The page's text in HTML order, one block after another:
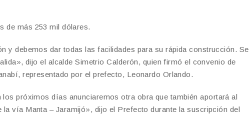
de más 253 mil dólares.
y debemos dar todas las facilidades para su rápida construcción. Se
dijo el alcalde Simetrio Calderón, quien firmó el convenio de
representado por el prefecto, Leonardo Orlando.
próximos días anunciaremos otra obra que también aportará al
vía Manta – Jaramijó», dijo el Prefecto durante la suscripción del